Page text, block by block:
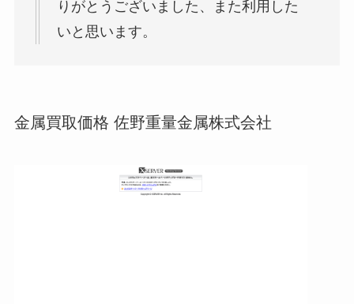
りがとうございました、また利用した
いと思います。
金属買取価格 佐野重量金属株式会社